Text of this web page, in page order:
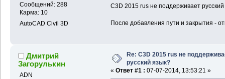
Сообщений: 288
Карма: 10
AutoCAD Civil 3D
C3D 2015 rus не поддерживает
После добавления пути и закрытия -
Дмитрий
Загорулькин
ADN
Re: C3D 2015 rus не
русский язык?
« Ответ #1 : 07-07-2014, 13:53:21 »